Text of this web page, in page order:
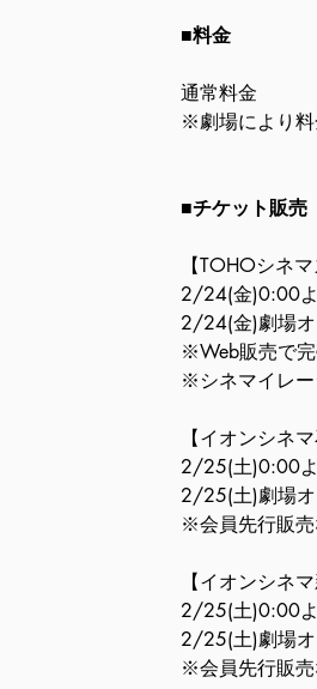
■料金
通常料金
※劇場により料
■チケット販売
【TOHOシネマ
2/24(金)0:00
2/24(金)劇場
※Web販売で
※シネマイレ
【イオンシネマ
2/25(土)0:00
2/25(土)劇場
※会員先行販
【イオンシネマ
2/25(土)0:00
2/25(土)劇場
※会員先行販